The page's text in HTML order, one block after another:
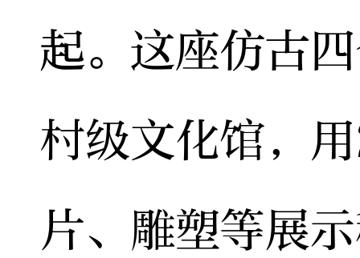
起。这座仿古
村级文化馆，
片、雕塑等展